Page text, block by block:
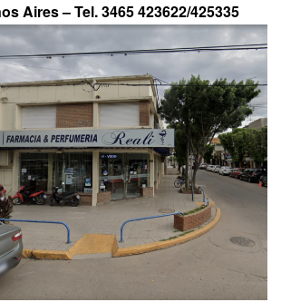
Aires –Tel. 3465 423622/425335